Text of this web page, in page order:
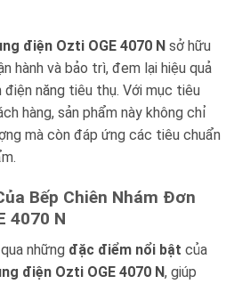
điện Ozti OGE 4070 N sở hữu
hành và bảo trì, đem lại hiệu quả
năng tiêu thụ. Với mục tiêu
hàng, sản phẩm này không chỉ
mà còn đáp ứng các tiêu chuẩn
Bếp Chiên Nhám Đơn
4070 N
những đặc điểm nổi bật của
điện Ozti OGE 4070 N, giúp